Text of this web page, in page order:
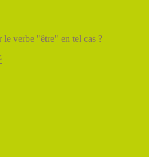
verbe "être" en tel cas ?